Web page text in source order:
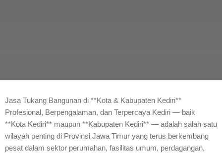
Jasa Tukang Bangunan di **Kota & Kabupaten Kediri**
Profesional, Berpengalaman, dan Terpercaya Kediri — baik
**Kota Kediri** maupun **Kabupaten Kediri** — adalah salah satu
wilayah penting di Provinsi Jawa Timur yang terus berkembang
pesat dalam sektor perumahan, fasilitas umum, perdagangan,